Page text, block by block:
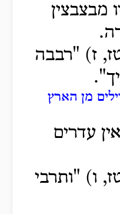
מבצבצין
ז) "רבבה
מן הארץ
עדרים
ו) "ותרבי